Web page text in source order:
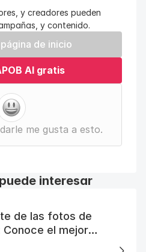
y creadores pueden
y contenido.
de inicio
AI gratis
me gusta a esto.
interesar
de las fotos de
el mejor
de fotos AI gratuito